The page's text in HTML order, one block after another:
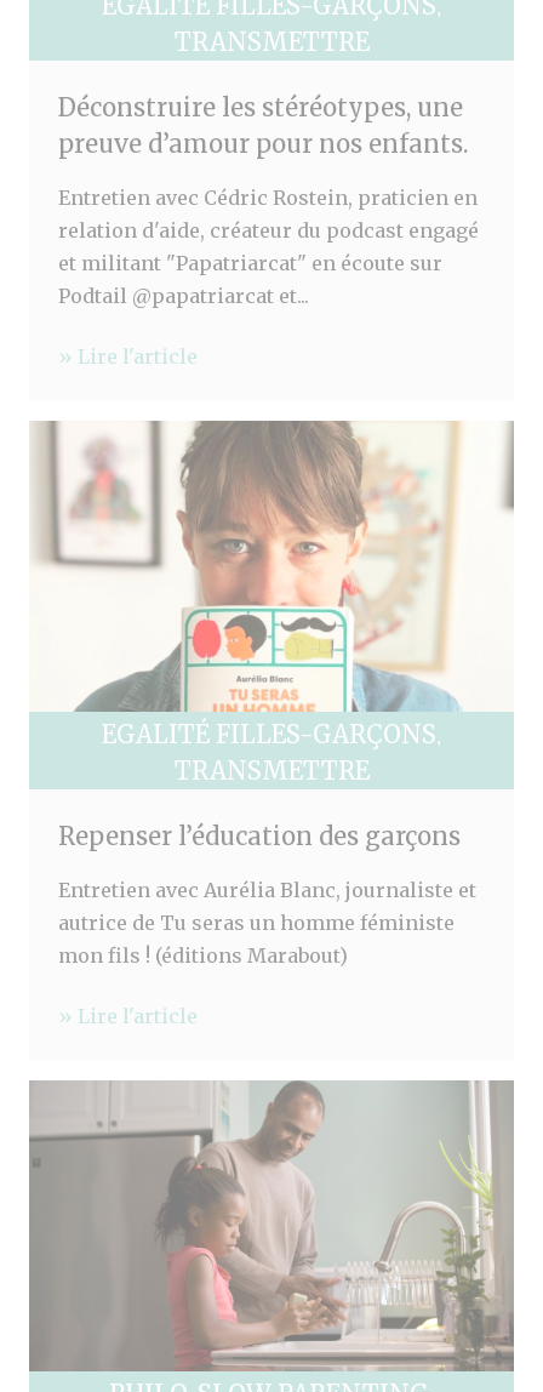
,
TRANSMETTRE
Déconstruire les stéréotypes, une
preuve d’amour pour nos enfants.
Entretien avec Cédric Rostein, praticien en
relation d'aide, créateur du podcast engagé
et militant "Papatriarcat" en écoute sur
Podtail @papatriarcat et...
» Lire l'article
EGALITÉ FILLES-GARÇONS,
TRANSMETTRE
Repenser l’éducation des garçons
Entretien avec Aurélia Blanc, journaliste et
autrice de Tu seras un homme féministe
mon fils ! (éditions Marabout)
» Lire l'article